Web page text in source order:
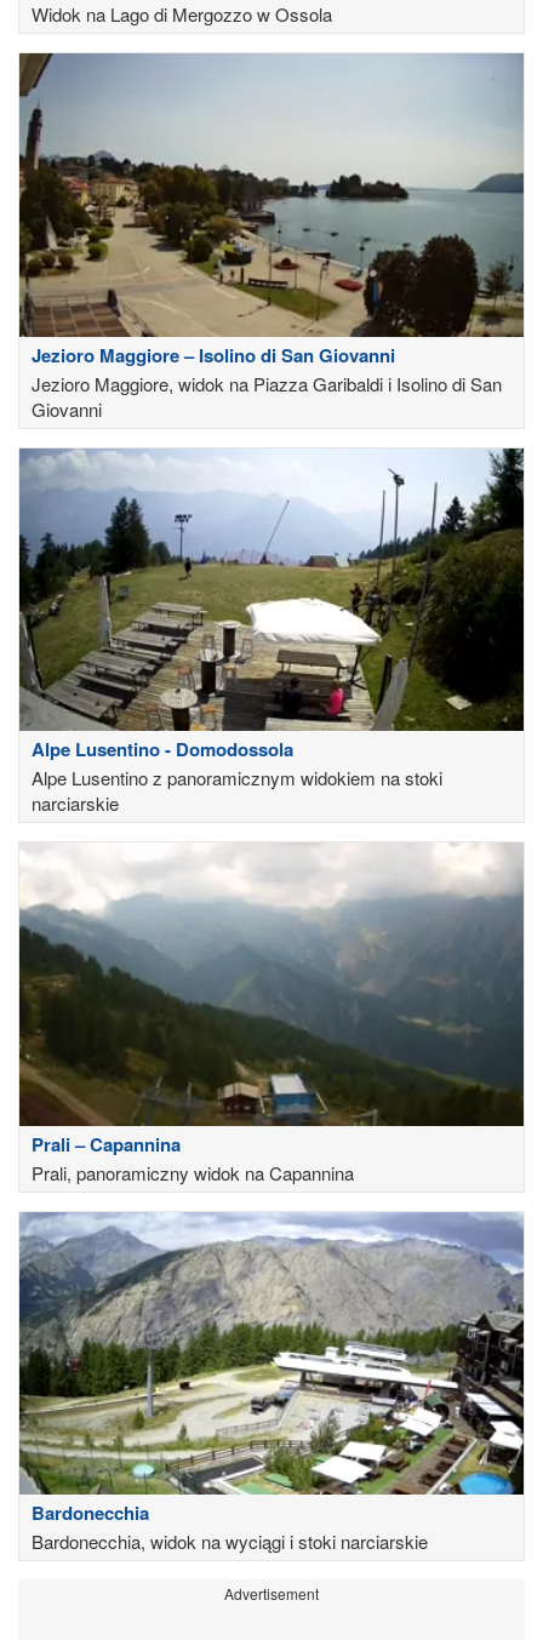
Widok na Lago di Mergozzo w Ossola
Jezioro Maggiore – Isolino di San Giovanni
Jezioro Maggiore, widok na Piazza Garibaldi i Isolino di San
Giovanni
Alpe Lusentino - Domodossola
Alpe Lusentino z panoramicznym widokiem na stoki
narciarskie
Prali – Capannina
Prali, panoramiczny widok na Capannina
Bardonecchia
Bardonecchia, widok na wyciągi i stoki narciarskie
Advertisement